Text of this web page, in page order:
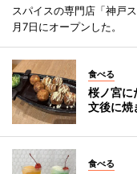
スパイスの専門店「神戸
月7日にオープンした。
食べる
桜ノ宮
文後に焼
食べる